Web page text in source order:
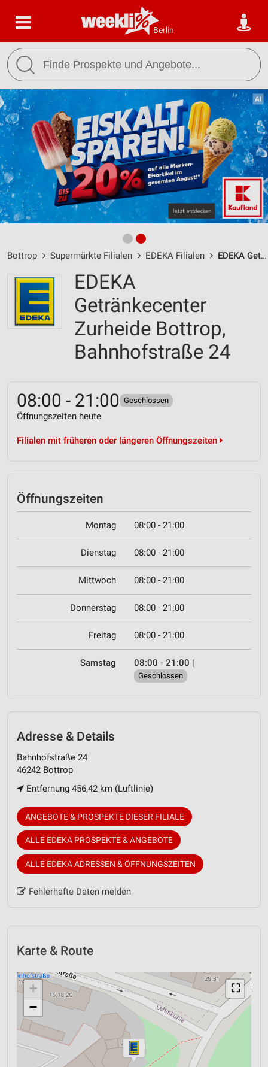
Berlin
Bottrop Supermärkte Filialen EDEKA Filialen EDEKA Getränkecenter Zurheide Bottrop / Bahnhofstraße 24 - Öffnungszeiten & Adresse
EDEKA
Getränkecenter
Zurheide Bottrop,
Bahnhofstraße 24
08:00 - 21:00 Geschlossen
Öffnungszeiten heute
Filialen mit früheren oder längeren Öffnungszeiten
Öffnungszeiten
Montag 08:00 - 21:00
Dienstag 08:00 - 21:00
Mittwoch 08:00 - 21:00
Donnerstag 08:00 - 21:00
Freitag 08:00 - 21:00
Samstag 08:00 - 21:00 |
Geschlossen
Adresse & Details
Bahnhofstraße 24
46242 Bottrop
Entfernung 456,42 km (Luftlinie)
ANGEBOTE & PROSPEKTE DIESER FILIALE
ALLE EDEKA PROSPEKTE & ANGEBOTE
ALLE EDEKA ADRESSEN & ÖFFNUNGSZEITEN
Fehlerhafte Daten melden
Karte & Route
⛶
+
−